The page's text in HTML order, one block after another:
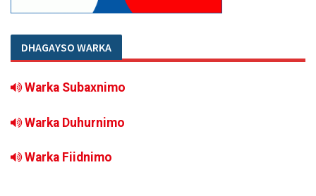
DHAGAYSO WARKA
Warka Subaxnimo
Warka Duhurnimo
Warka Fiidnimo